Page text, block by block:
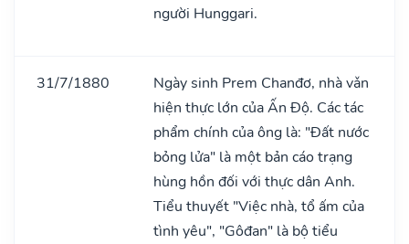
người Hunggari.
31/7/1880
Ngày sinh Prem Chanđơ, nhà vǎn
hiện thực lớn của Ấn Độ. Các tác
phẩm chính của ông là: "Đất nước
bỏng lửa" là một bản cáo trạng
hùng hồn đối với thực dân Anh.
Tiểu thuyết "Việc nhà, tổ ấm của
tình yêu", "Gôđan" là bộ tiểu